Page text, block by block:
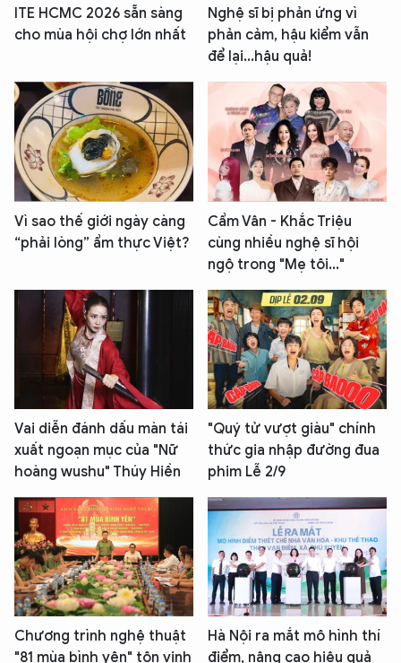
ITE HCMC 2026 sẵn sàng
cho mùa hội chợ lớn nhất
Nghệ sĩ bị phản ứng vì
phản cảm, hậu kiểm vẫn
để lại...hậu quả!
Vì sao thế giới ngày càng
“phải lòng” ẩm thực Việt?
Cẩm Vân - Khắc Triệu
cùng nhiều nghệ sĩ hội
ngộ trong "Mẹ tôi..."
Vai diễn đánh dấu màn tái
xuất ngoạn mục của "Nữ
hoàng wushu" Thúy Hiền
"Quý tử vượt giàu" chính
thức gia nhập đường đua
phim Lễ 2/9
Chương trình nghệ thuật
"81 mùa bình yên" tôn vinh
Hà Nội ra mắt mô hình thí
điểm, nâng cao hiệu quả